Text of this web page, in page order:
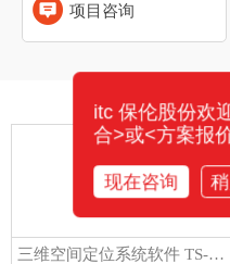
项目咨询
三维空间定位系统软件 TS-CJ00R软件 V3.074
itc 保伦股份欢
合>或<方案报
现在咨询